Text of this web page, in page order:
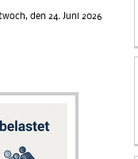
den 24. Juni 2026